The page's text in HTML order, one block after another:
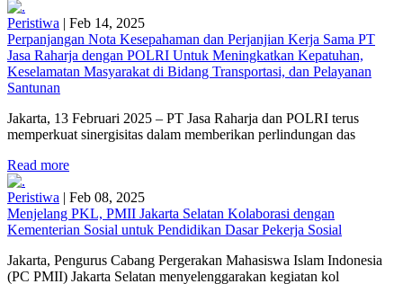
Peristiwa | Feb 14, 2025
Perpanjangan Nota Kesepahaman dan Perjanjian Kerja Sama PT
Jasa Raharja dengan POLRI Untuk Meningkatkan Kepatuhan,
Keselamatan Masyarakat di Bidang Transportasi, dan Pelayanan
Santunan
Jakarta, 13 Februari 2025 – PT Jasa Raharja dan POLRI terus
memperkuat sinergisitas dalam memberikan perlindungan das
Read more
Peristiwa | Feb 08, 2025
Menjelang PKL, PMII Jakarta Selatan Kolaborasi dengan
Kementerian Sosial untuk Pendidikan Dasar Pekerja Sosial
Jakarta, Pengurus Cabang Pergerakan Mahasiswa Islam Indonesia
(PC PMII) Jakarta Selatan menyelenggarakan kegiatan kol